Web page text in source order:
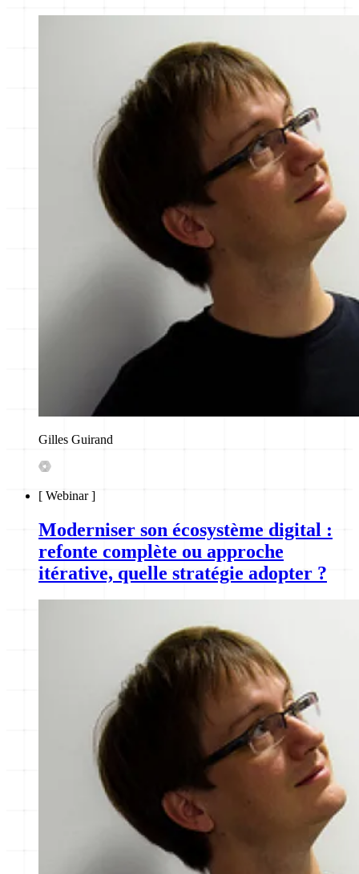
Gilles Guirand
[ Webinar]
Moderniser son écosystème digital :
refonte complète ou approche
itérative, quelle stratégie adopter ?